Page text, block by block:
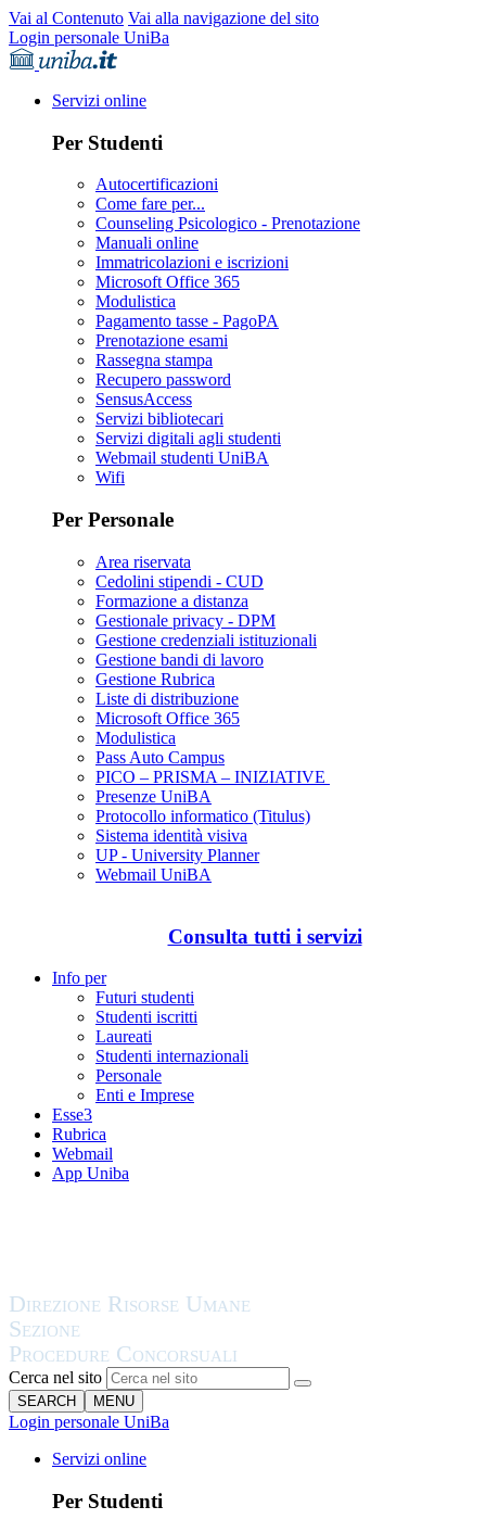
Vai al Contenuto Vai alla navigazione del sito
Login personale UniBa
Servizi online
Per Studenti
Autocertificazioni
Come fare per...
Counseling Psicologico - Prenotazione
Manuali online
Immatricolazioni e iscrizioni
Microsoft Office 365
Modulistica
Pagamento tasse - PagoPA
Prenotazione esami
Rassegna stampa
Recupero password
SensusAccess
Servizi bibliotecari
Servizi digitali agli studenti
Webmail studenti UniBA
Wifi
Per Personale
Area riservata
Cedolini stipendi - CUD
Formazione a distanza
Gestionale privacy - DPM
Gestione credenziali istituzionali
Gestione bandi di lavoro
Gestione Rubrica
Liste di distribuzione
Microsoft Office 365
Modulistica
Pass Auto Campus
PICO – PRISMA – INIZIATIVE
Presenze UniBA
Protocollo informatico (Titulus)
Sistema identità visiva
UP - University Planner
Webmail UniBA
Consulta tutti i servizi
Info per
Futuri studenti
Studenti iscritti
Laureati
Studenti internazionali
Personale
Enti e Imprese
Esse3
Rubrica
Webmail
App Uniba
Cerca nel sito
SEARCH MENU
Login personale UniBa
Servizi online
Per Studenti